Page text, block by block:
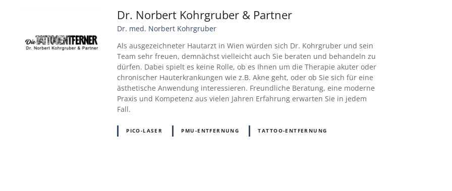
Dr. Norbert Kohrgruber & Partner
Dr. med. Norbert Kohrgruber
Als ausgezeichneter Hautarzt in Wien würden sich Dr. Kohrgruber und sein
Team sehr freuen, demnächst vielleicht auch Sie beraten und behandeln zu
dürfen. Dabei spielt es keine Rolle, ob es Ihnen um die Therapie akuter oder
chronischer Hauterkrankungen wie z.B. Akne geht, oder ob Sie sich für eine
ästhetische Anwendung interessieren. Freundliche Beratung, eine moderne
Praxis und Kompetenz aus vielen Jahren Erfahrung erwarten Sie in jedem
Fall.
PICO-LASER PMU-ENTFERNUNG TATTOO-ENTFERNUNG